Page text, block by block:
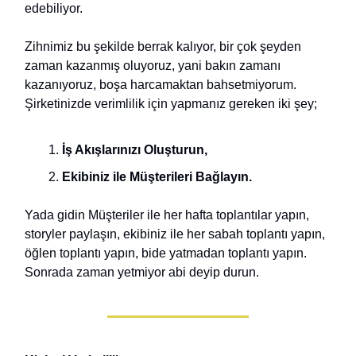
edebiliyor.
Zihnimiz bu şekilde berrak kalıyor, bir çok şeyden
zaman kazanmış oluyoruz, yani bakın zamanı
kazanıyoruz, boşa harcamaktan bahsetmiyorum.
Şirketinizde verimlilik için yapmanız gereken iki şey;
İş Akışlarınızı Oluşturun,
Ekibiniz ile Müşterileri Bağlayın.
Yada gidin Müşteriler ile her hafta toplantılar yapın,
storyler paylaşın, ekibiniz ile her sabah toplantı yapın,
öğlen toplantı yapın, bide yatmadan toplantı yapın.
Sonrada zaman yetmiyor abi deyip durun.